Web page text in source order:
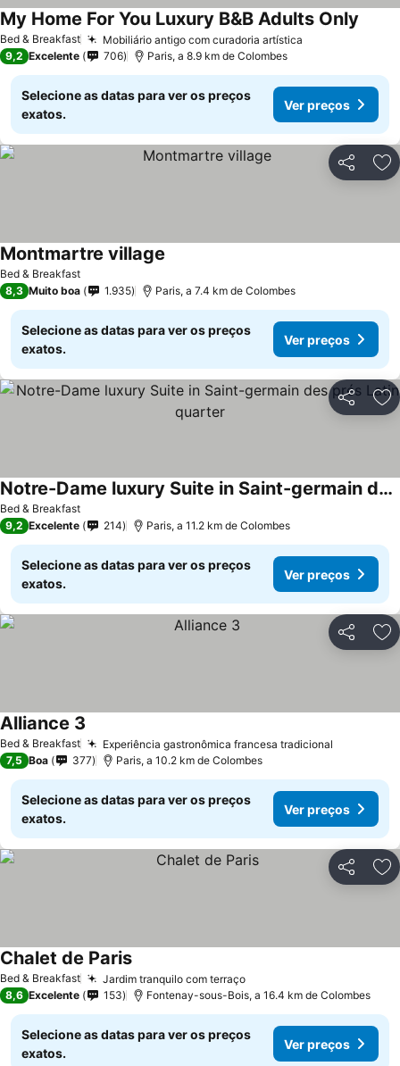
Bed & Breakfast Mobiliário antigo com curadoria artística
My Home For You Luxury B&B Adults Only
9,2 Excelente 706 Paris, a 8.9 km de Colombes
Selecione as datas para ver os preços
exatos.
Ver preços
Partilhar
Bed & Breakfast
Montmartre village
8,3 Muito boa 1.935 Paris, a 7.4 km de Colombes
Selecione as datas para ver os preços
exatos.
Ver preços
Partilhar
Bed & Breakfast
Notre-Dame luxury Suite in Saint-germain des prés Latin quarter
9,2 Excelente 214 Paris, a 11.2 km de Colombes
Selecione as datas para ver os preços
exatos.
Ver preços
Partilhar
Bed & Breakfast Experiência gastronômica francesa tradicional
Alliance 3
7,5 Boa 377 Paris, a 10.2 km de Colombes
Selecione as datas para ver os preços
exatos.
Ver preços
Partilhar
Bed & Breakfast Jardim tranquilo com terraço
Chalet de Paris
8,6 Excelente 153 Fontenay-sous-Bois, a 16.4 km de Colombes
Selecione as datas para ver os preços
exatos.
Ver preços